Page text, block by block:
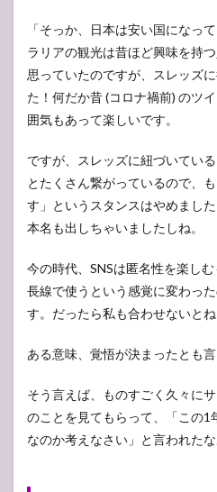
「そっか、日本は安い国になっ
ラリアの観光は昔ほど興味を持
思っていたのですが、スレッズ
た！何だか昔 (コロナ禍前) のツ
囲気もあって楽しいです。
ですが、スレッズに紐づいてい
とたくさん繋がっているので、
す」というスタンスはやめまし
本名も出しちゃいましたしね。
今の時代、SNSは匿名性を楽し
長線で使うという感覚に変わっ
す。だったら私も合わせないとね
ある意味、覚悟が決まったとも
そう言えば、ものすごく久々に
のことを見てもらって、「この1
なのか考えなさい」と言われたな